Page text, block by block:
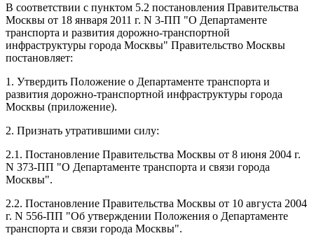
В соответствии с пунктом 5.2 постановления Правительства
Москвы от 18 января 2011 г. N 3-ПП "О Департаменте
транспорта и развития дорожно-транспортной
инфраструктуры города Москвы" Правительство Москвы
постановляет:
1. Утвердить Положение о Департаменте транспорта и
развития дорожно-транспортной инфраструктуры города
Москвы (приложение).
2. Признать утратившими силу:
2.1. Постановление Правительства Москвы от 8 июня 2004 г.
N 373-ПП "О Департаменте транспорта и связи города
Москвы".
2.2. Постановление Правительства Москвы от 10 августа 2004
г. N 556-ПП "Об утверждении Положения о Департаменте
транспорта и связи города Москвы".